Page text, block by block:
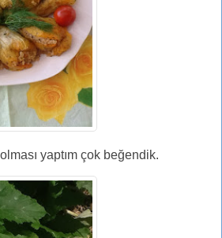
yaptım çok beğendik.